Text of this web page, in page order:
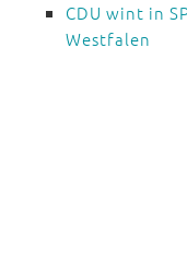
CDU wint in
Westfalen